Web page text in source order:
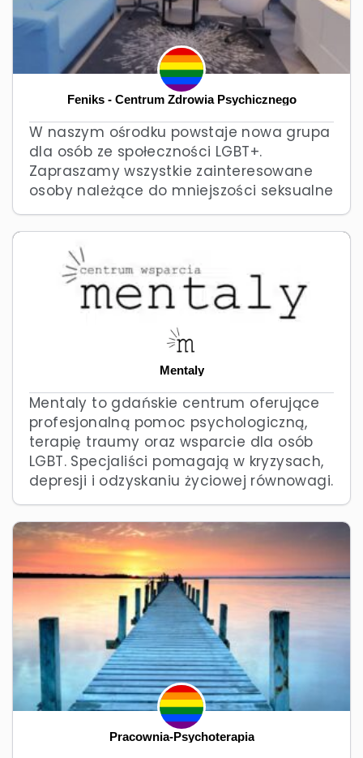
Feniks - Centrum Zdrowia Psychicznego
W naszym ośrodku powstaje nowa grupa
dla osób ze społeczności LGBT+.
Zapraszamy wszystkie zainteresowane
osoby należące do mniejszości seksualne
Mentaly
Mentaly to gdańskie centrum oferujące
profesjonalną pomoc psychologiczną,
terapię traumy oraz wsparcie dla osób
LGBT. Specjaliści pomagają w kryzysach,
depresji i odzyskaniu życiowej równowagi.
Pracownia-Psychoterapia